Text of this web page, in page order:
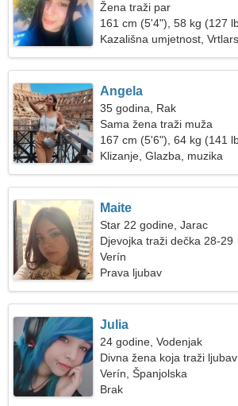
Žena traži par
161 cm (5'4"), 58 kg (127
Kazališna umjetnost,
Angela
35 godina, Rak
Sama žena traži muža
167 cm (5'6"), 64 kg (141
Klizanje, Glazba, muzika
Maite
Star 22 godine, Jarac
Djevojka traži dečka 28-29
Verín
Prava ljubav
Julia
24 godine, Vodenjak
Divna žena koja traži
Verín, Španjolska
Brak